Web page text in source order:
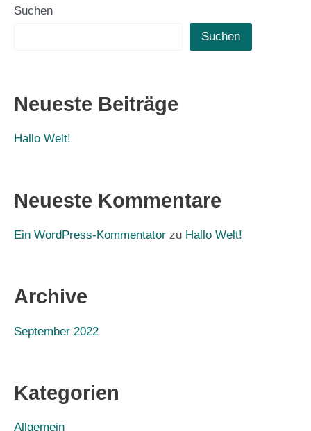
Suchen
Suchen
Neueste Beiträge
Hallo Welt!
Neueste Kommentare
Ein WordPress-Kommentator zu Hallo Welt!
Archive
September 2022
Kategorien
Allgemein